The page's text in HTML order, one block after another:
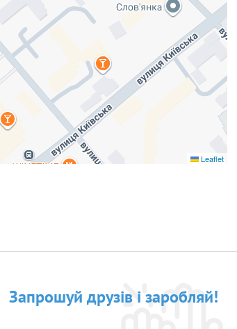
Leaflet
Запрошуй друзів і заробляй!